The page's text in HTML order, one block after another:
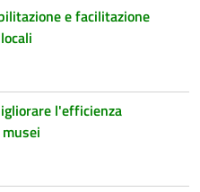
e facilitazione
l'efficienza